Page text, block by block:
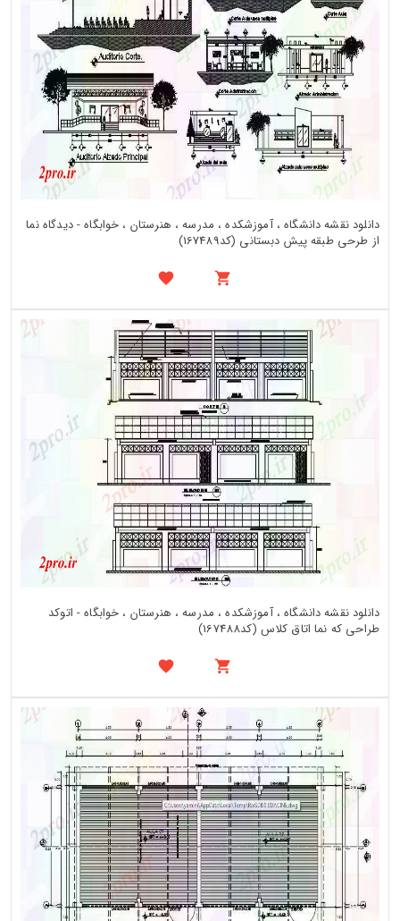
دانلود نقشه دانشگاه ، آموزشکده ، مدرسه ، هنرستان ، خوابگاه - دیدگاه نما
از طرحی طبقه پیش دبستانی (کد167489)
دانلود نقشه دانشگاه ، آموزشکده ، مدرسه ، هنرستان ، خوابگاه - اتوکد
طراحی که نما اتاق کلاس (کد167488)